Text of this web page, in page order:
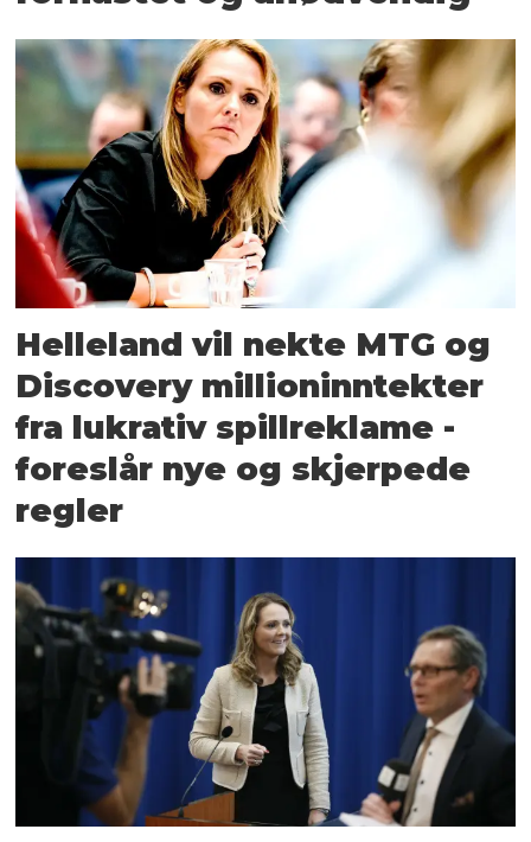
Helleland vil nekte MTG og
Discovery millioninntekter
fra lukrativ spillreklame -
foreslår nye og skjerpede
regler